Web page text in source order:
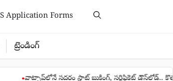
Application Forms
ట్రెండింగ్
సదరం స్లాట్ బుకింగ్, సర్టిఫికెట్ డౌన్‌లోడ్.. కొత్త సేవ ప్రారంభం